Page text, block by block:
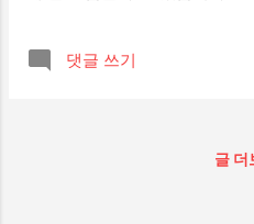
스를 받는 경우 수술을 고려할
술을 생각해볼 수 있습니다. 3.
댓글 쓰기
글 더